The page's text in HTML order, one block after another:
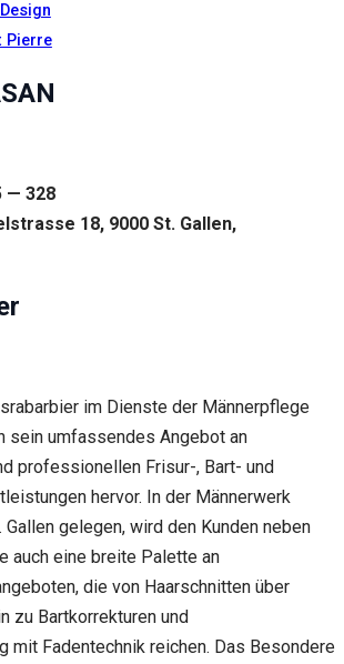
Pierre
— 328
18, 9000 St. Gallen,
im Dienste der Männerpflege
sein umfassendes Angebot an
professionellen Frisur-, Bart- und
hervor. In der Männerwerk
Gallen gelegen, wird den Kunden neben
auch eine breite Palette an
die von Haarschnitten über
zu Bartkorrekturen und
mit Fadentechnik reichen. Das Besondere